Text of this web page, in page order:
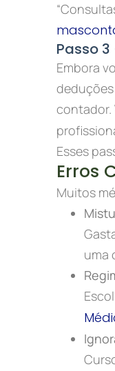
Passo
Embora
deduções
contador.
Esses
Erros
Muitos
uma